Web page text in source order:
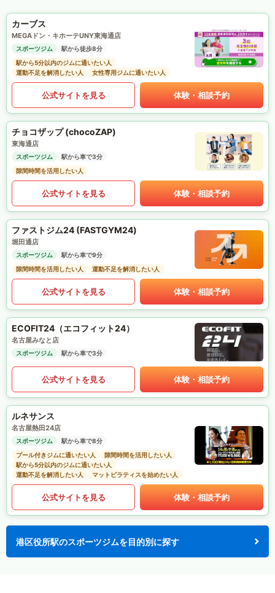
カーブス
MEGAドン・キホーテUNY東海通店
スポーツジム
駅から徒歩8分
駅から5分以内のジムに通いたい人
運動不足を解消したい人
女性専用ジムに通いたい人
公式サイトを見る 体験・相談予約
チョコザップ (chocoZAP)
東海通店
スポーツジム
駅から車で3分
隙間時間を活用したい人
公式サイトを見る 体験・相談予約
ファストジム24 (FASTGYM24)
堀田通店
スポーツジム
駅から車で9分
隙間時間を活用したい人
運動不足を解消したい人
公式サイトを見る 体験・相談予約
ECOFIT24（エコフィット24）
名古屋みなと店
スポーツジム 駅から車で3分
公式サイトを見る 体験・相談予約
ルネサンス
名古屋熱田24店
スポーツジム
駅から車で8分
プール付きジムに通いたい人
隙間時間を活用したい人
駅から5分以内のジムに通いたい人
運動不足を解消したい人
マットピラティスを始めたい人
公式サイトを見る 体験・相談予約
港区役所駅のスポーツジムを目的別に探す